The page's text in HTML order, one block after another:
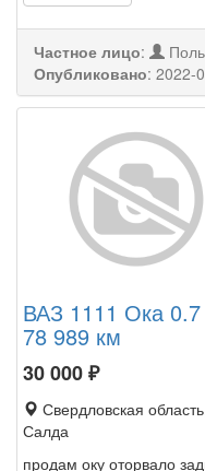
Частное лицо:
Опубликовано: 2022-
ВАЗ 1111 Ока
78 989 км
30 000₽
Свердловская
Салда
продам оку оторвало